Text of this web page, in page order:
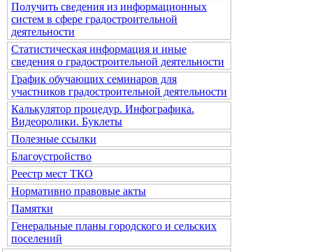
Получить сведения из информационных
систем в сфере градостроительной
деятельности
Статистическая информация и иные
сведения о градостроительной деятельности
График обучающих семинаров для
участников градостроительной деятельности
Калькулятор процедур. Инфографика.
Видеоролики. Буклеты
Полезные ссылки
Благоустройство
Реестр мест ТКО
Нормативно правовые акты
Памятки
Генеральные планы городского и сельских
поселений